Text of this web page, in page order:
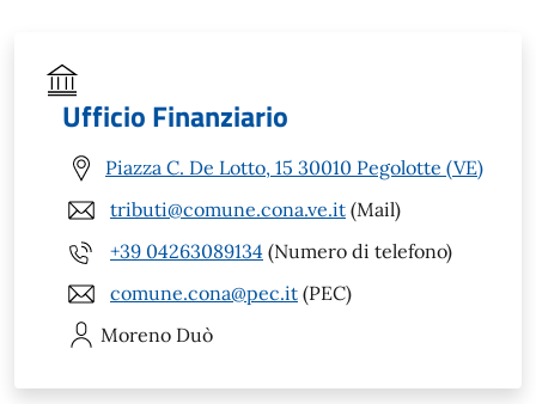
Ufficio Finanziario
Piazza C. De Lotto, 15 30010 Pegolotte (VE)
tributi@comune.cona.ve.it (Mail)
+39 04263089134 (Numero di telefono)
comune.cona@pec.it (PEC)
Moreno Duò